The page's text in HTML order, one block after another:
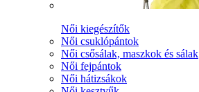
Női kiegészítők
Női csuklópántok
Női csősálak, maszkok és sálak
Női fejpántok
Női hátizsákok